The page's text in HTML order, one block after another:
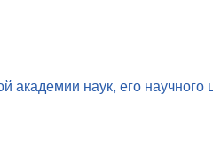
академии наук, его научного